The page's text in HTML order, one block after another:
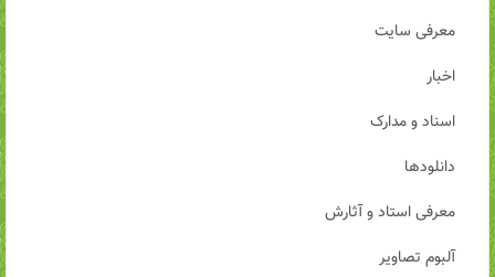
معرفی سایت
اخبار
اسناد و مدارک
دانلودها
معرفی استاد و آثارش
آلبوم تصاویر